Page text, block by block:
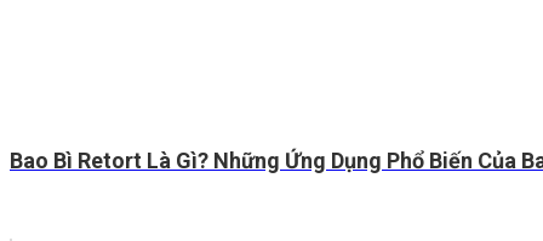
Bao Bì Retort Là Gì? Những Ứng Dụng Phổ Biến Của